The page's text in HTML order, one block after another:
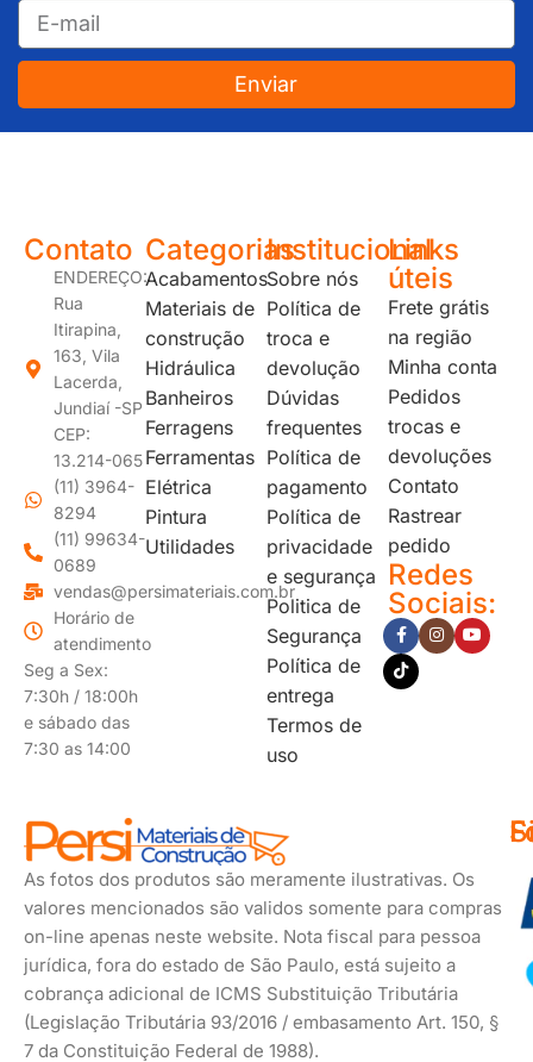
Enviar
Contato
ENDEREÇO:
Rua
Itirapina,
163, Vila
Lacerda,
Jundiaí -SP
CEP:
13.214-065
(11) 3964-
8294
(11) 99634-
0689
vendas@persimateriais.com.br
Horário de
atendimento
Seg a Sex:
7:30h / 18:00h
e sábado das
7:30 as 14:00
Categorias
Acabamentos
Materiais de
construção
Hidráulica
Banheiros
Ferragens
Ferramentas
Elétrica
Pintura
Utilidades
Institucional
Sobre nós
Política de
troca e
devolução
Dúvidas
frequentes
Política de
pagamento
Política de
privacidade
e segurança
Politica de
Segurança
Política de
entrega
Termos de
uso
Links
úteis
Frete grátis
na região
Minha conta
Pedidos
trocas e
devoluções
Contato
Rastrear
pedido
Redes
Sociais:
As fotos dos produtos são meramente ilustrativas. Os
valores mencionados são validos somente para compras
on-line apenas neste website. Nota fiscal para pessoa
jurídica, fora do estado de São Paulo, está sujeito a
cobrança adicional de ICMS Substituição Tributária
(Legislação Tributária 93/2016 / embasamento Art. 150, §
7 da Constituição Federal de 1988).